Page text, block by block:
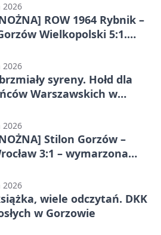
2026
ROW 1964 Rybnik –
Wielkopolski 5:1.
3 (Grupa III)
2026
syreny. Hołd dla
Warszawskich w
2026
Stilon Gorzów –
3:1 – wymarzona
(Grupa III)
2026
wiele odczytań. DKK
w Gorzowie